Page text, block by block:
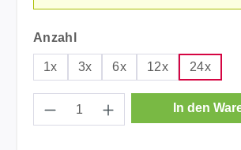
Anzahl auswählen
1x 3x 6x 12x 24x
Produkt Anzahl: Gib den
In den